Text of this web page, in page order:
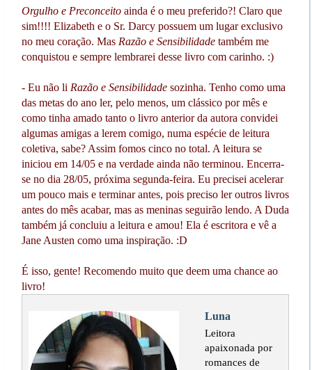
Orgulho e Preconceitoainda é o meu preferido?! Claro que
sim!!!! Elizabeth e o Sr. Darcy possuem um lugar exclusivo
no meu coração. Mas Razão e Sensibilidadetambém me
conquistou e sempre lembrarei desse livro com carinho. :)
- Eu não li Razão e Sensibilidadesozinha. Tenho como uma
das metas do ano ler, pelo menos, um clássico por mês e
como tinha amado tanto o livro anterior da autora convidei
algumas amigas a lerem comigo, numa espécie de leitura
coletiva, sabe? Assim fomos cinco no total. A leitura se
iniciou em 14/05 e na verdade ainda não terminou. Encerra-
se no dia 28/05, próxima segunda-feira. Eu precisei acelerar
um pouco mais e terminar antes, pois preciso ler outros livros
antes do mês acabar, mas as meninas seguirão lendo. A Duda
também já concluiu a leitura e amou! Ela é escritora e vê a
Jane Austen como uma inspiração. :D
É isso, gente! Recomendo muito que deem uma chance ao
livro!
Luna
Leitora
apaixonada por
romances de